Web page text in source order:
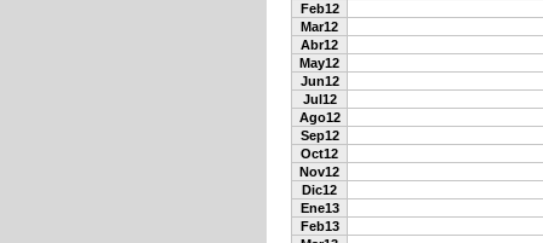
Feb12
Mar12
Abr12
May12
Jun12
Jul12
Ago12
Sep12
Oct12
Nov12
Dic12
Ene13
Feb13